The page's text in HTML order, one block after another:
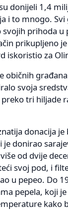
donijeli 1,4
i to mnogo. Svi
svojih prihoda u
prikupljeno
iskoristio za
običnih
svoja
tri hiljade
donacija je
donirao
od dvije
svoj pod, i
u pepeo. Do
pepela, koji
kako